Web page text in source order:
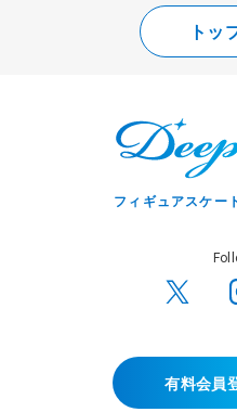
トッ
フィギュアスケー
有料会員